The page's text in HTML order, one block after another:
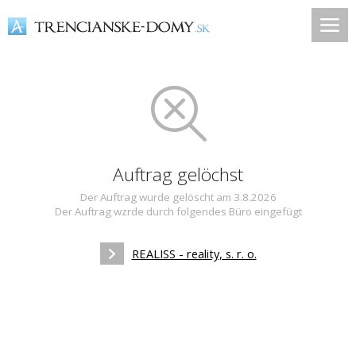
Auftrag gelöchst
Der Auftrag wurde gelöscht am 3.8.2026
Der Auftrag wzrde durch folgendes Büro eingefügt
REALISS - reality, s. r. o.